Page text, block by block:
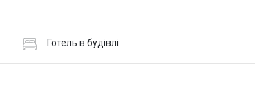
Готель в будівлі